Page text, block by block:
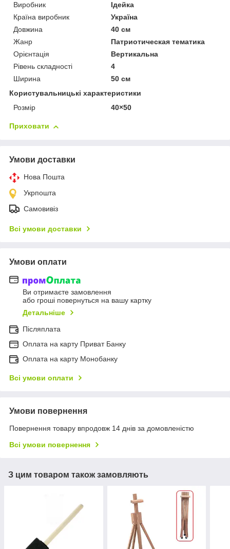
Виробник
Ідейка
Країна виробник
Україна
Довжина
40 см
Жанр
Патриотическая тематика
Орієнтація
Вертикальна
Рівень складності
4
Ширина
50 см
Користувальницькі характеристики
Розмір
40×50
Приховати
Умови доставки
Нова Пошта
Укрпошта
Самовивіз
Всі умови доставки
Умови оплати
Ви отримаєте замовлення
або гроші повернуться на вашу картку
Детальніше
Післяплата
Оплата на карту Приват Банку
Оплата на карту Монобанку
Всі умови оплати
Умови повернення
Повернення товару впродовж 14 днів за домовленістю
Всі умови повернення
З цим товаром також замовляють